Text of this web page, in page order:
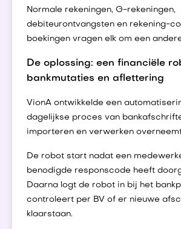
Normale rekeningen, G-rekeningen,
debiteurontvangsten en rekening-
boekingen vragen elk om een
De oplossing: een financiële
bankmutaties en aflettering
VionA ontwikkelde een
dagelijkse proces van
importeren en verwerken
De robot start nadat een
benodigde responscode heeft
Daarna logt de robot in bij het
controleert per BV of er nieuwe
klaarstaan.